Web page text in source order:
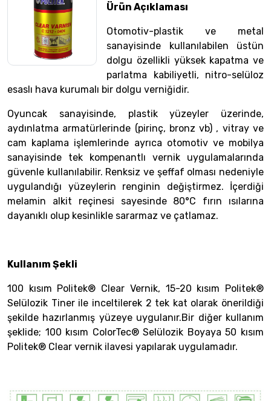
Ürün Açıklaması
Otomotiv-plastik ve metal
sanayisinde kullanılabilen üstün
dolgu özellikli yüksek kapatma ve
parlatma kabiliyetli, nitro-selüloz
esaslı hava kurumalı bir dolgu verniğidir.
Oyuncak sanayisinde, plastik yüzeyler üzerinde,
aydınlatma armatürlerinde (pirinç, bronz vb) , vitray ve
cam kaplama işlemlerinde ayrıca otomotiv ve mobilya
sanayisinde tek kompenantlı vernik uygulamalarında
güvenle kullanılabilir. Renksiz ve şeffaf olması nedeniyle
uygulandığı yüzeylerin renginin değiştirmez. İçerdiği
melamin alkit reçinesi sayesinde 80°C fırın ısılarına
dayanıklı olup kesinlikle sararmaz ve çatlamaz.
Kullanım Şekli
100 kısım Politek® Clear Vernik, 15-20 kısım Politek®
Selülozik Tiner ile inceltilerek 2 tek kat olarak önerildiği
şekilde hazırlanmış yüzeye uygulanır.Bir diğer kullanım
şeklide; 100 kısım ColorTec® Selülozik Boyaya 50 kısım
Politek® Clear vernik ilavesi yapılarak uygulamadır.